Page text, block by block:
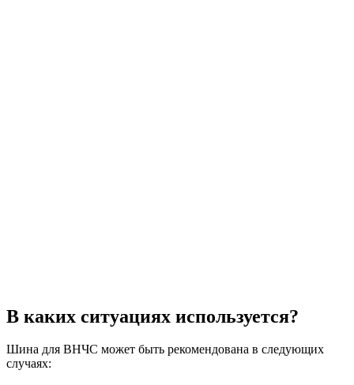
В каких ситуациях используется?
Шина для ВНЧС может быть рекомендована в следующих
случаях: